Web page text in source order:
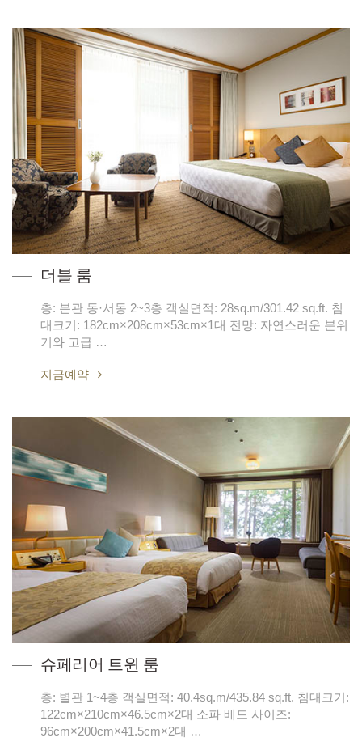
더블 룸
층: 본관 동·서동 2~3층 객실면적: 28sq.m/301.42 sq.ft. 침
대크기: 182cm×208cm×53cm×1대 전망: 자연스러운 분위
기와 고급 …
지금예약
슈페리어 트윈 룸
층: 별관 1~4층 객실면적: 40.4sq.m/435.84 sq.ft. 침대크기:
122cm×210cm×46.5cm×2대 소파 베드 사이즈:
96cm×200cm×41.5cm×2대 …